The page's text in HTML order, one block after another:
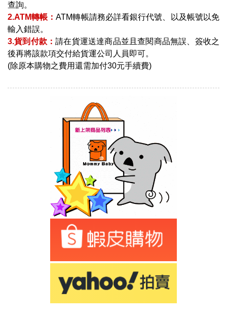
查詢。
2.ATM轉帳：ATM轉帳請務必詳看銀行代號、以及帳號以免
輸入錯誤。
3.貨到付款：請在貨運送達商品並且查閱商品無誤、簽收之
後再將該款項交付給貨運公司人員即可。
(除原本購物之費用還需加付30元手續費)